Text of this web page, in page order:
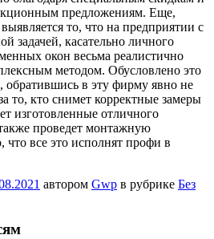
предложениям. Еще,
то, что на предприятии с
задачей, касательно личного
окон весьма реалистично
методом. Обусловлено это
обратившись в эту фирму явно не
то, кто снимет корректные замеры
изготовленные отличного
проведет монтажную
что все это исполнят профи в
автором Gwp в рубрике Без